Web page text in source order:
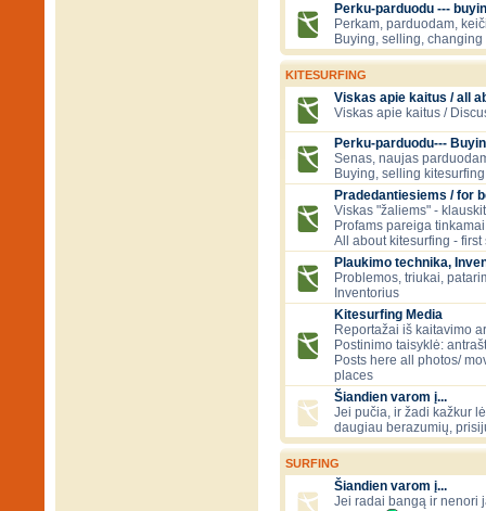
Perku-parduodu ---
Perkam, parduodam,
Buying, selling,
KITESURFING
Viskas apie kaitus / all
Viskas apie kaitus /
Perku-parduodu---
Senas, naujas
Buying, selling
Pradedantiesiems / for
Viskas "žaliems" -
Profams pareiga
All about kitesurfing - first
Plaukimo technika,
Problemos, triukai,
Inventorius
Kitesurfing Media
Reportažai iš kaitavimo
Postinimo taisyklė:
Posts here all photos/
places
Šiandien varom į...
Jei pučia, ir žadi kažkur
daugiau berazumių,
SURFING
Šiandien varom į...
Jei radai bangą ir nenori